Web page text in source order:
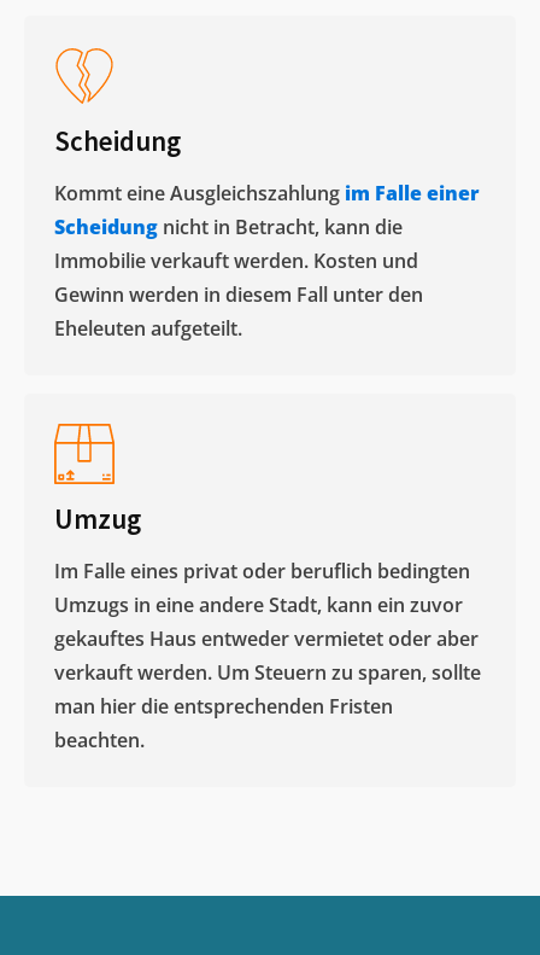
Scheidung
Kommt eine Ausgleichszahlung im Falle einer
Scheidung nicht in Betracht, kann die
Immobilie verkauft werden. Kosten und
Gewinn werden in diesem Fall unter den
Eheleuten aufgeteilt.​
Umzug
Im Falle eines privat oder beruflich bedingten
Umzugs in eine andere Stadt, kann ein zuvor
gekauftes Haus entweder vermietet oder aber
verkauft werden. Um Steuern zu sparen, sollte
man hier die entsprechenden Fristen
beachten.